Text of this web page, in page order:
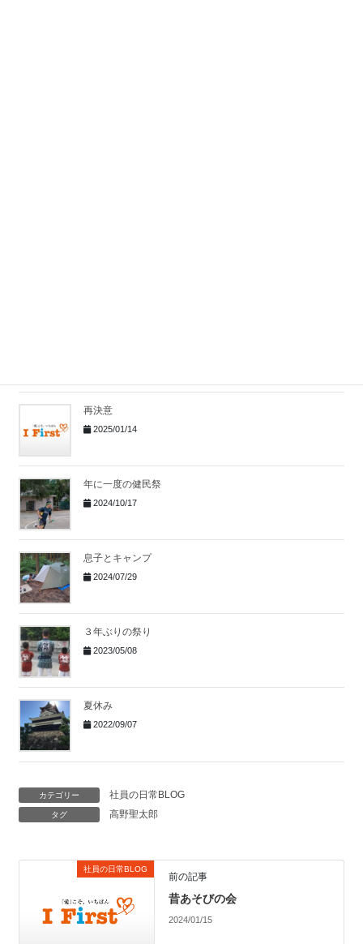
再決意
2025/01/14
年に一度の健民祭
2024/10/17
息子とキャンプ
2024/07/29
３年ぶりの祭り
2023/05/08
夏休み
2022/09/07
カテゴリー 社員の日常BLOG
タグ 高野聖太郎
社員の日常BLOG
前の記事
昔あそびの会
2024/01/15